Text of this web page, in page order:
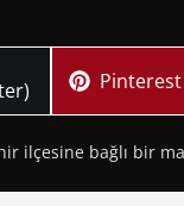
Share
Pinterest
ilçesine bağlı bir